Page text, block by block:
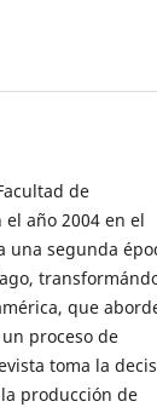
de
año 2004 en el
una segunda
que
proceso de
toma la
producción de